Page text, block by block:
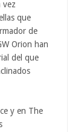
vez
que
de
Orion han
del que
y en The